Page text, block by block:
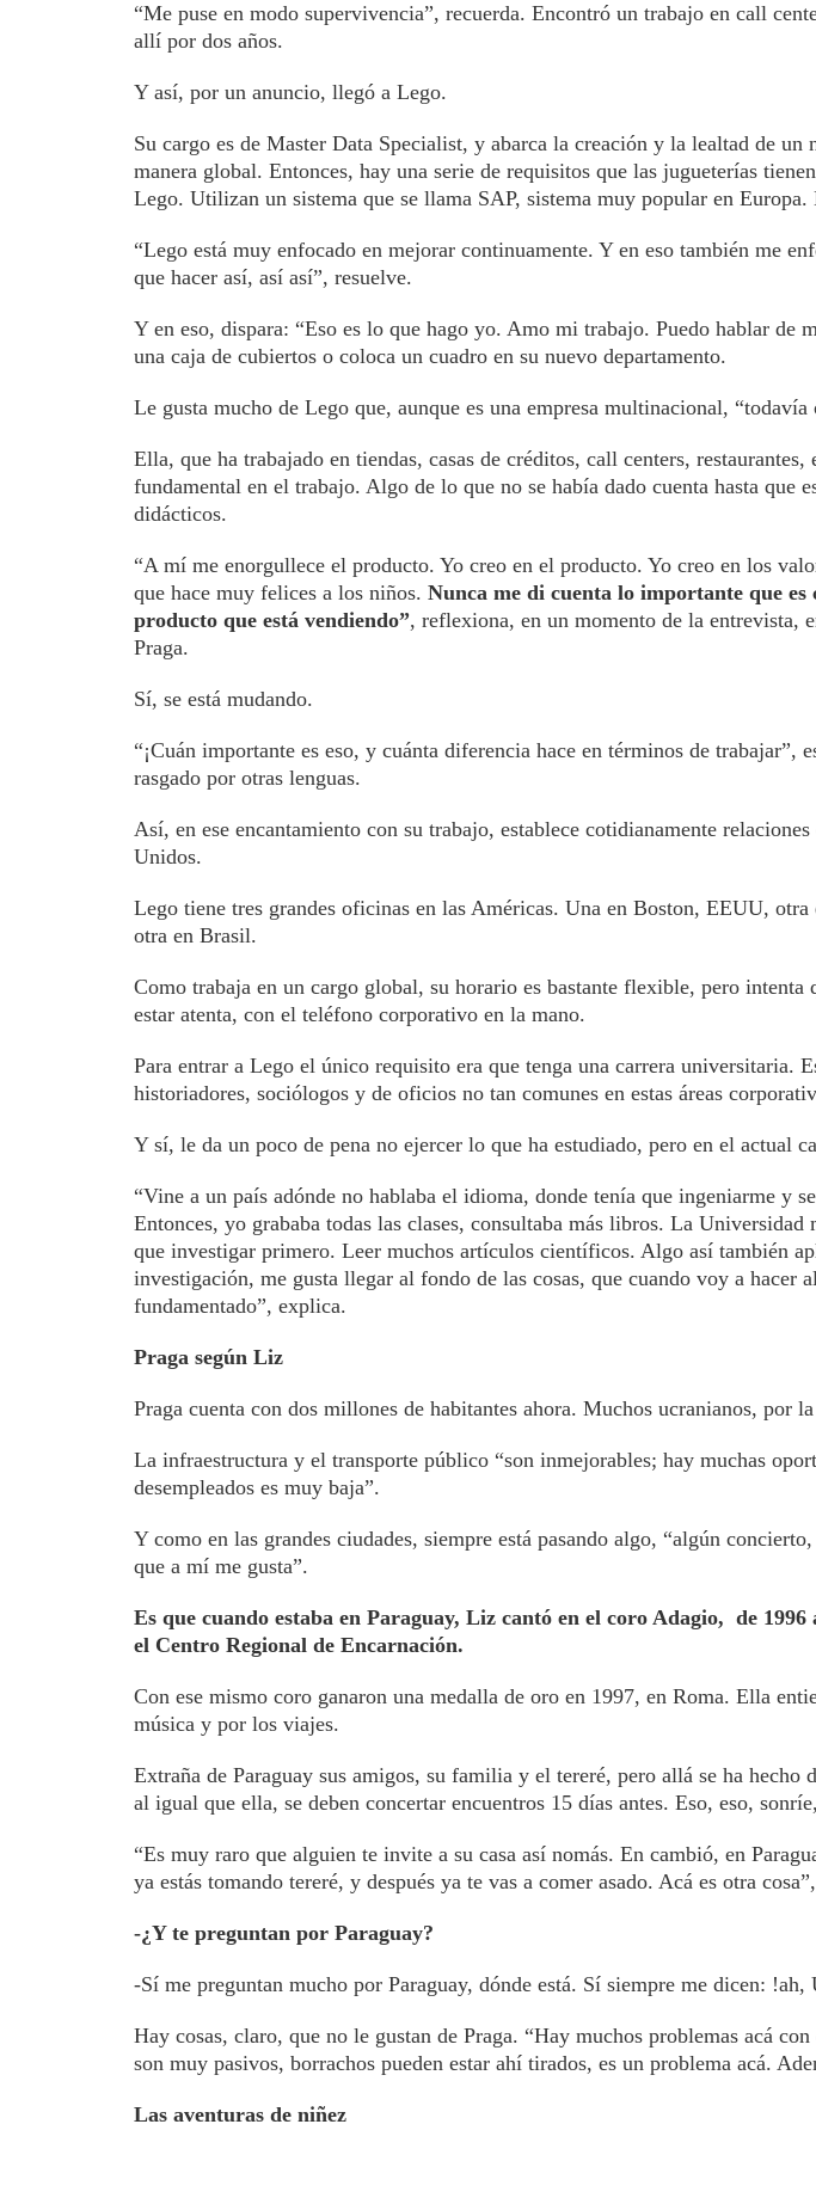
“Me puse en modo supervivencia”, recuerda. Encontró un trabajo en call
allí por dos años.
Y así, por un anuncio, llegó a Lego.
Su cargo es de Master Data Specialist, y abarca la creación y la lealtad de un
manera global. Entonces, hay una serie de requisitos que las jugueterías
Lego. Utilizan un sistema que se llama SAP, sistema muy popular en Europa.
“Lego está muy enfocado en mejorar continuamente. Y en eso también me
que hacer así, así así”, resuelve.
Y en eso, dispara: “Eso es lo que hago yo. Amo mi trabajo. Puedo hablar de
una caja de cubiertos o coloca un cuadro en su nuevo departamento.
Le gusta mucho de Lego que, aunque es una empresa multinacional,
Ella, que ha trabajado en tiendas, casas de créditos, call centers,
fundamental en el trabajo. Algo de lo que no se había dado cuenta hasta que
didácticos.
“A mí me enorgullece el producto. Yo creo en el producto. Yo creo en los
que hace muy felices a los niños. Nunca me di cuenta lo importante que
producto que está vendiendo”, reflexiona, en un momento de la entrevista,
Praga.
Sí, se está mudando.
“¡Cuán importante es eso, y cuánta diferencia hace en términos de trabajar”,
rasgado por otras lenguas.
Así, en ese encantamiento con su trabajo, establece cotidianamente
Unidos.
Lego tiene tres grandes oficinas en las Américas. Una en Boston, EEUU,
otra en Brasil.
Como trabaja en un cargo global, su horario es bastante flexible, pero intenta
estar atenta, con el teléfono corporativo en la mano.
Para entrar a Lego el único requisito era que tenga una carrera universitaria.
historiadores, sociólogos y de oficios no tan comunes en estas áreas
Y sí, le da un poco de pena no ejercer lo que ha estudiado, pero en el actual
“Vine a un país adónde no hablaba el idioma, donde tenía que ingeniarme y
Entonces, yo grababa todas las clases, consultaba más libros. La Universidad
que investigar primero. Leer muchos artículos científicos. Algo así también
investigación, me gusta llegar al fondo de las cosas, que cuando voy a hacer
fundamentado”, explica.
Praga según Liz
Praga cuenta con dos millones de habitantes ahora. Muchos ucranianos, por
La infraestructura y el transporte público “son inmejorables; hay muchas
desempleados es muy baja”.
Y como en las grandes ciudades, siempre está pasando algo, “algún
que a mí me gusta”.
Es que cuando estaba en Paraguay, Liz cantó en el coro Adagio, de
el Centro Regional de Encarnación.
Con ese mismo coro ganaron una medalla de oro en 1997, en Roma. Ella
música y por los viajes.
Extraña de Paraguay sus amigos, su familia y el tereré, pero allá se ha hecho
al igual que ella, se deben concertar encuentros 15 días antes. Eso, eso,
“Es muy raro que alguien te invite a su casa así nomás. En cambió, en
ya estás tomando tereré, y después ya te vas a comer asado. Acá es otra
-¿Y te preguntan por Paraguay?
-Sí me preguntan mucho por Paraguay, dónde está. Sí siempre me dicen:
Hay cosas, claro, que no le gustan de Praga. “Hay muchos problemas acá
son muy pasivos, borrachos pueden estar ahí tirados, es un problema acá.
Las aventuras de niñez